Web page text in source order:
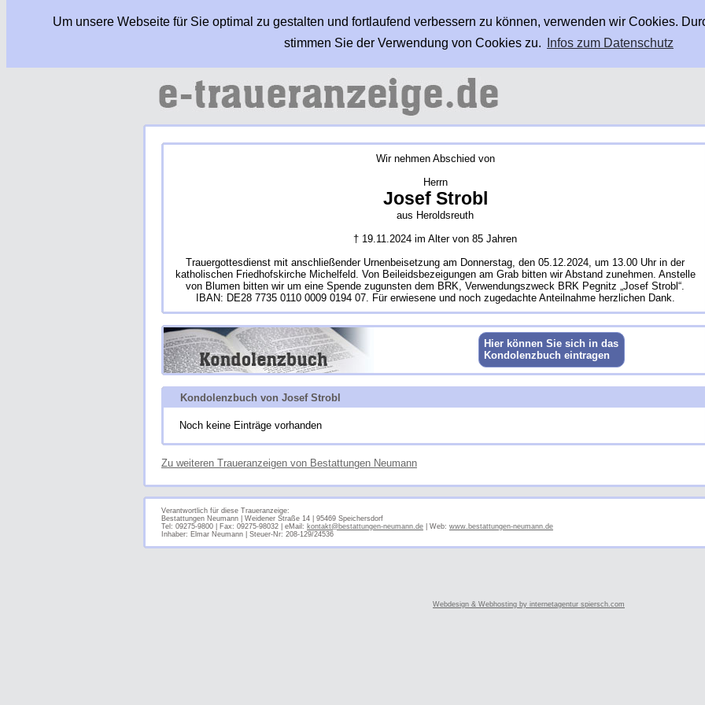
Um unsere Webseite für Sie optimal zu gestalten und fortlaufend verbessern zu können, verwenden wir Cookies.
stimmen Sie der Verwendung von Cookies zu.
Infos zum Datenschutz
Wir nehmen Abschied von
Herrn
Josef Strobl
aus Heroldsreuth
† 19.11.2024 im Alter von 85 Jahren
Trauergottesdienst mit anschließender Urnenbeisetzung am Donnerstag, den 05.12.2024, um 13.00 Uhr in der
katholischen Friedhofskirche Michelfeld. Von Beileidsbezeigungen am Grab bitten wir Abstand zunehmen. Anstelle
von Blumen bitten wir um eine Spende zugunsten dem BRK, Verwendungszweck BRK Pegnitz „Josef Strobl“.
IBAN: DE28 7735 0110 0009 0194 07. Für erwiesene und noch zugedachte Anteilnahme herzlichen Dank.
Hier können Sie sich in das
Kondolenzbuch eintragen
Kondolenzbuch von Josef Strobl
Noch keine Einträge vorhanden
Zu weiteren Traueranzeigen von Bestattungen Neumann
Verantwortlich für diese Traueranzeige:
Bestattungen Neumann | Weidener Straße 14 | 95469 Speichersdorf
Tel: 09275-9800 | Fax: 09275-98032 | eMail: kontakt@bestattungen-neumann.de | Web: www.bestattungen-neumann.de
Inhaber: Elmar Neumann | Steuer-Nr: 208-129/24536
Webdesign & Webhosting by internetagentur spiersch.com